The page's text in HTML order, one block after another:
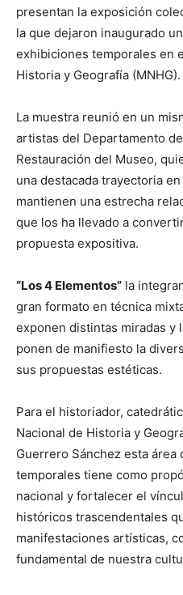
presentan la exposición
la que dejaron inaugurado
exhibiciones temporales en
Historia y Geografía (MNHG).
La muestra reunió en un
artistas del Departamento
Restauración del Museo,
una destacada trayectoria
mantienen una estrecha
que los ha llevado a
propuesta expositiva.
“Los 4 Elementos” la
gran formato en técnica
exponen distintas miradas y
ponen de manifiesto la
sus propuestas estéticas.
Para el historiador,
Nacional de Historia y
Guerrero Sánchez esta
temporales tiene como
nacional y fortalecer el
históricos trascendentales
manifestaciones artísticas,
fundamental de nuestra